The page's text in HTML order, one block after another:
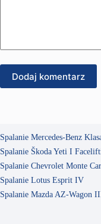
Dodaj komentarz
Spalanie Mercedes-Benz
Spalanie Škoda Yeti I
Spalanie Chevrolet Monte
Spalanie Lotus Esprit IV
Spalanie Mazda AZ-Wagon